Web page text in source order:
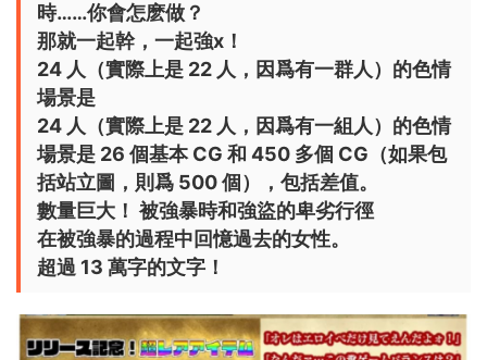
時……你會怎麽做？
那就一起幹，一起強x！
24 人（實際上是 22 人，因爲有一群人）的色情
場景是
24 人（實際上是 22 人，因爲有一組人）的色情
場景是 26 個基本 CG 和 450 多個 CG（如果包
括站立圖，則爲 500 個），包括差值。
數量巨大！ 被強暴時和強盜的卑劣行徑
在被強暴的過程中回憶過去的女性。
超過 13 萬字的文字！